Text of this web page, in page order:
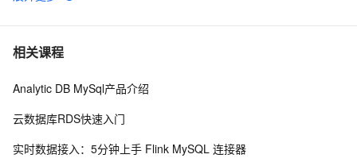
6 GET 请求和 POST 请求的安全性有何区别？
7 hdu 3015 Disharmony Trees
8 perl--CGI编程之Apache服务器安装配置
相关课程
Analytic DB MySql产品介绍
云数据库RDS快速入门
实时数据接入：5分钟上手 Flink MySQL 连接器